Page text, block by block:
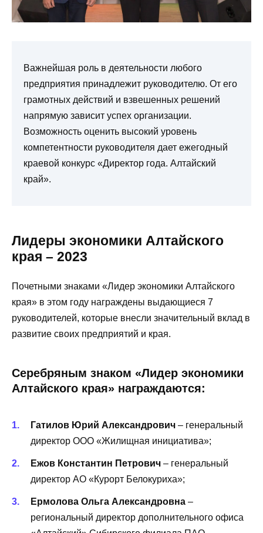
Важнейшая роль в деятельности любого
предприятия принадлежит руководителю. От его
грамотных действий и взвешенных решений
напрямую зависит успех организации.
Возможность оценить высокий уровень
компетентности руководителя дает ежегодный
краевой конкурс «Директор года. Алтайский
край».
Лидеры экономики Алтайского
края – 2023
Почетными знаками «Лидер экономики Алтайского
края» в этом году награждены выдающиеся 7
руководителей, которые внесли значительный вклад в
развитие своих предприятий и края.
Серебряным знаком «Лидер экономики
Алтайского края» награждаются:
Гатилов Юрий Александрович – генеральный
директор ООО «Жилищная инициатива»;
Ежов Константин Петрович – генеральный
директор АО «Курорт Белокуриха»;
Ермолова Ольга Александровна –
региональный директор дополнительного офиса